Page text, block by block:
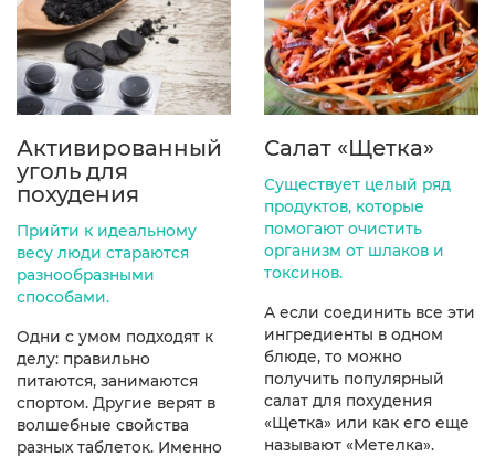
Активированный
уголь для
похудения
Прийти к идеальному
весу люди стараются
разнообразными
способами.
Одни с умом подходят к
делу: правильно
питаются, занимаются
спортом. Другие верят в
волшебные свойства
разных таблеток. Именно
Салат «Щетка»
Существует целый ряд
продуктов, которые
помогают очистить
организм от шлаков и
токсинов.
А если соединить все эти
ингредиенты в одном
блюде, то можно
получить популярный
салат для похудения
«Щетка» или как его еще
называют «Метелка».